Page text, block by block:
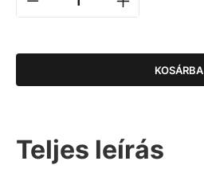
KOSÁRBA
Teljes leírás